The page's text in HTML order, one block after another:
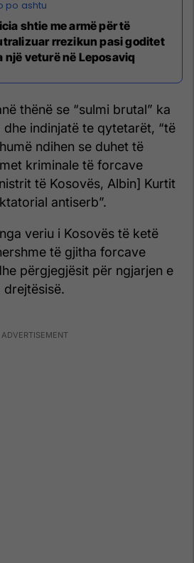
shtie me armë për të
rrezikun pasi goditet
një veturë në Leposaviq
thënë se “sulmi brutal” ka
indinjatë te qytetarët, “të
ndihen se duhet të
kriminale të forcave
të Kosovës, Albin] Kurtit
antiserb”.
veriu i Kosovës të ketë
të gjitha forcave
përgjegjësit për ngjarjen e